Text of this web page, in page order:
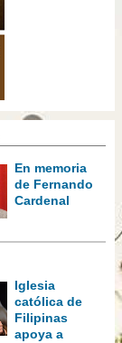
En memoria
de Fernando
Cardenal
Iglesia
católica de
Filipinas
apoya a